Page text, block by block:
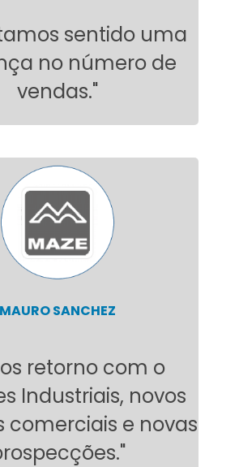
sentido uma
no número de
vendas."
MAURO SANCHEZ
retorno com o
Industriais, novos
comerciais e novas